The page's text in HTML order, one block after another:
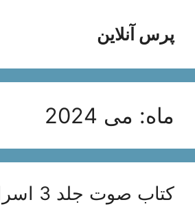
محتواپرس آنلاین
ماه: می 2024
کتاب صوت جلد 3 اسرار ملکوت